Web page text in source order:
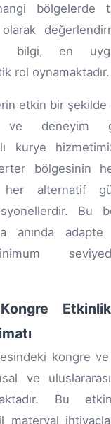
bölgelerde
bilgi, en
rol oynamaktadır.
etkin bir şekilde
deneyim
kurye
bölgesinin
alternatif
Bu
anında
Kongre
kongre
ve
Bu
materyal